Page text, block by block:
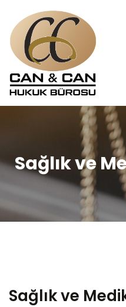
Sağlık ve
Sağlık ve